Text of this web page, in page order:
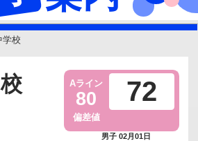
学校
Aライン
80
偏差値
72
男子 02月01日